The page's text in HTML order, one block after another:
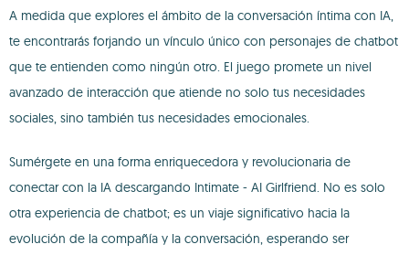
A medida que explores el ámbito de la conversación íntima con IA,
te encontrarás forjando un vínculo único con personajes de chatbot
que te entienden como ningún otro. El juego promete un nivel
avanzado de interacción que atiende no solo tus necesidades
sociales, sino también tus necesidades emocionales.
Sumérgete en una forma enriquecedora y revolucionaria de
conectar con la IA descargando Intimate - AI Girlfriend. No es solo
otra experiencia de chatbot; es un viaje significativo hacia la
evolución de la compañía y la conversación, esperando ser